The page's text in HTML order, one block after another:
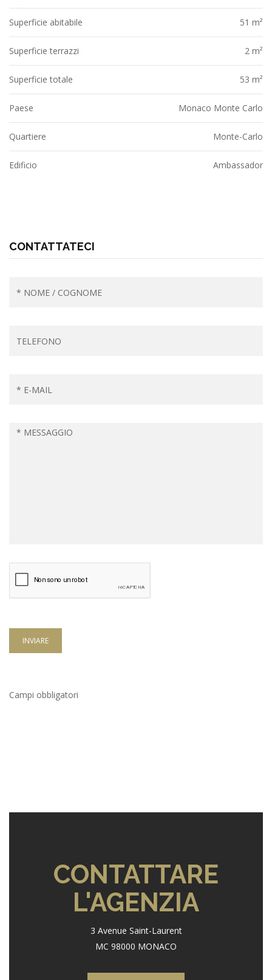
Superficie abitabile 51 m²
Superficie terrazzi 2 m²
Superficie totale 53 m²
Paese Monaco Monte Carlo
Quartiere Monte-Carlo
Edificio Ambassador
CONTATTATECI
INVIARE
Campi obbligatori
CONTATTARE
L'AGENZIA
3 Avenue Saint-Laurent
MC 98000 MONACO